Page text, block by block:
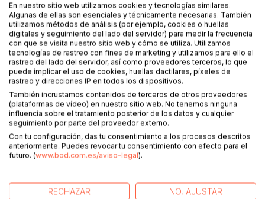
DESCRIPCIÓN
Los coches de policía suelen ser muy visibles en nuestra
sociedad, anunciando el importante papel de la policía.
Además, son muy apreciados por los niños.
SOBRE EL AUTOR
En nuestro sitio web utilizamos cookies y tecnologías similares.
Algunas de ellas son esenciales y técnicamente necesarias. También
utilizamos métodos de análisis (por ejemplo, cookies o huellas
digitales y seguimiento del lado del servidor) para medir la frecuencia
con que se visita nuestro sitio web y cómo se utiliza. Utilizamos
tecnologías de rastreo con fines de marketing y utilizamos para ello el
rastreo del lado del servidor, así como proveedores terceros, lo que
puede implicar el uso de cookies, huellas dactilares, píxeles de
rastreo y direcciones IP en todos los dispositivos.
También incrustamos contenidos de terceros de otros proveedores
(plataformas de vídeo) en nuestro sitio web. No tenemos ninguna
influencia sobre el tratamiento posterior de los datos y cualquier
seguimiento por parte del proveedor externo.
Con tu configuración, das tu consentimiento a los procesos descritos
anteriormente. Puedes revocar tu consentimiento con efecto para el
futuro. (www.bod.com.es/aviso-legal).
RECHAZAR NO, AJUSTAR